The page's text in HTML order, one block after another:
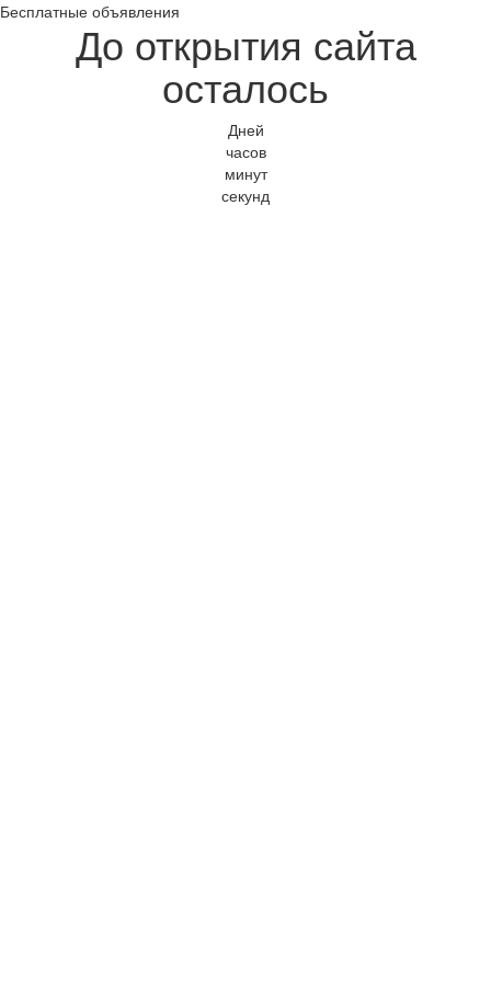
Бесплатные объявления
До открытия сайта
осталось
Дней
часов
минут
секунд